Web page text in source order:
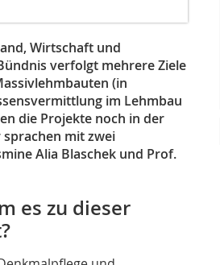
Wirtschaft und
verfolgt mehrere Ziele
(in
im Lehmbau
die Projekte noch in der
mit zwei
Alia Blaschek und Prof.
es zu dieser